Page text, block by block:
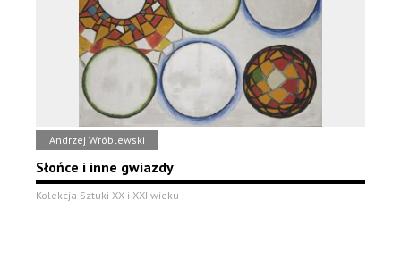
Andrzej Wróblewski
Słońce i inne gwiazdy
Kolekcja Sztuki XX i XXI wieku